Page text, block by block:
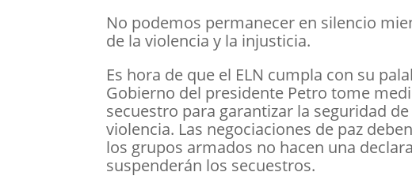
No podemos permanecer en silencio
de la violencia y la injusticia.
Es hora de que el ELN cumpla con su
Gobierno del presidente Petro tome
secuestro para garantizar la seguridad
violencia. Las negociaciones de paz
los grupos armados no hacen una
suspenderán los secuestros.